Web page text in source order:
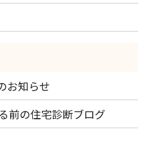
お知らせ
前の住宅診断ブログ